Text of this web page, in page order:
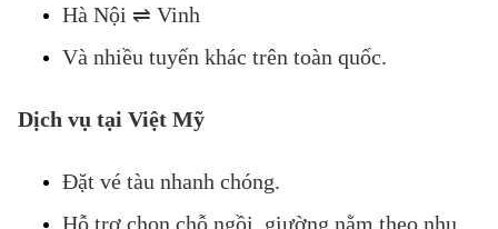
Hà Nội ⇌ Vinh
Và nhiều tuyến khác trên toàn quốc.
Dịch vụ tại Việt Mỹ
Đặt vé tàu nhanh chóng.
Hỗ trợ chọn chỗ ngồi, giường nằm theo nhu